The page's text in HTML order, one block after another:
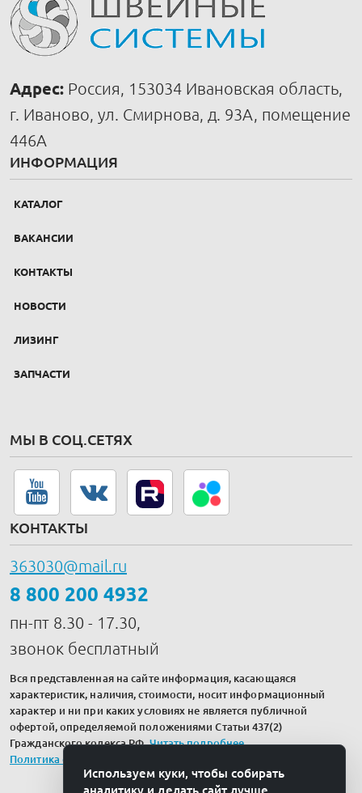
Адрес: Россия, 153034 Ивановская область,
г. Иваново, ул. Смирнова, д. 93А, помещение
446А
ИНФОРМАЦИЯ
КАТАЛОГ
ВАКАНСИИ
КОНТАКТЫ
НОВОСТИ
ЛИЗИНГ
ЗАПЧАСТИ
МЫ В СОЦ.СЕТЯХ
КОНТАКТЫ
363030@mail.ru
8 800 200 4932
пн-пт 8.30 - 17.30,
звонок бесплатный
Вся представленная на сайте информация, касающаяся
характеристик, наличия, стоимости, носит информационный
характер и ни при каких условиях не является публичной
офертой, определяемой положениями Статьи 437(2)
Гражданского кодекса РФ.Читать подробнее.
Политика обработки персональных данных
Используем куки, чтобы собирать
аналитику и делать сайт лучше.